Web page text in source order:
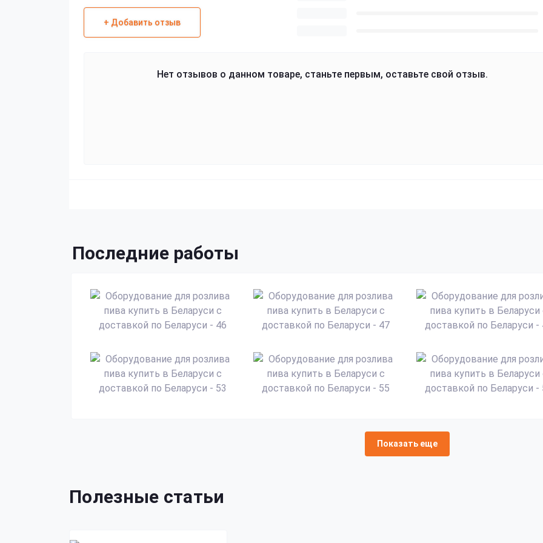
+ Добавить отзыв
Нет отзывов о данном товаре, станьте первым, оставьте свой отзыв.
Последние работы
Показать еще
Полезные статьи